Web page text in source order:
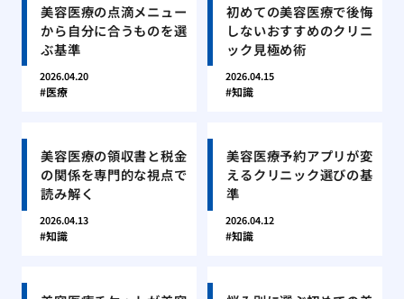
美容医療の点滴メニュー
から自分に合うものを選
ぶ基準
2026.04.20
医療
初めての美容医療で後悔
しないおすすめのクリニ
ック見極め術
2026.04.15
知識
美容医療の領収書と税金
の関係を専門的な視点で
読み解く
2026.04.13
知識
美容医療予約アプリが変
えるクリニック選びの基
準
2026.04.12
知識